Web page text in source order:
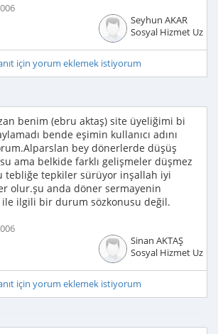
Seyhun AKAR
Sosyal Hizmet
için yorum eklemek istiyorum
benim (ebru aktaş) site üyeliğimi bi
bende eşimin kullanıcı adını
bey dönerlerde düşüş
ama belkide farklı gelişmeler düşmez
tebliğe tepkiler sürüyor inşallah iyi
olur.şu anda döner sermayenin
ile ilgili bir durum sözkonusu değil.
Sinan AKTAŞ
Sosyal Hizmet
için yorum eklemek istiyorum